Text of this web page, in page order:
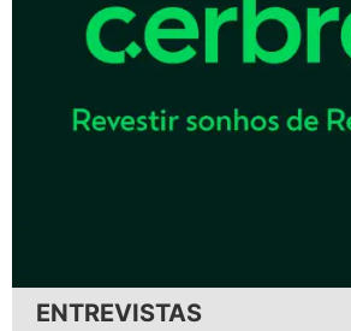
ENTREVISTAS